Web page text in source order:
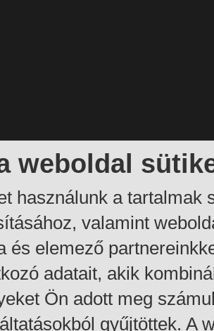
weboldal
használunk a tartalmak
valamint
és elemező
adatait, akik
Ön adott meg
gyűjtöttek. A